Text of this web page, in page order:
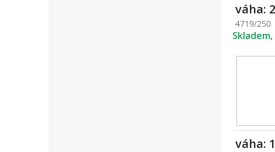
váha:
4719/250
Skladem
váha: